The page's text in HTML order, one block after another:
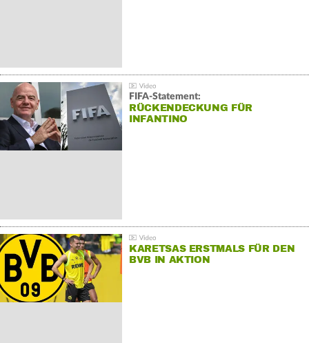
FIFA-Statement:
RÜCKENDECKUNG FÜR
INFANTINO
KARETSAS ERSTMALS FÜR DEN
BVB IN AKTION